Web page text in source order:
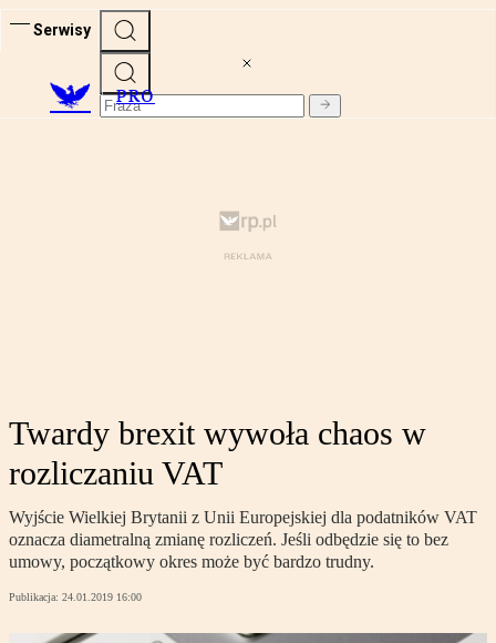
Serwisy
PRO
Twardy brexit wywoła chaos w
rozliczaniu VAT
Wyjście Wielkiej Brytanii z Unii Europejskiej dla podatników VAT
oznacza diametralną zmianę rozliczeń. Jeśli odbędzie się to bez
umowy, początkowy okres może być bardzo trudny.
Publikacja: 24.01.2019 16:00